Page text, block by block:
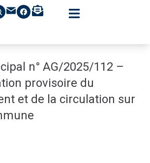
n° AG/2025/112 –
provisoire du
et de la circulation sur